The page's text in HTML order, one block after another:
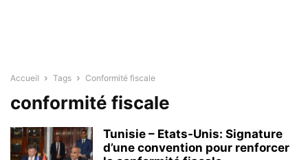
Accueil Tags Conformité fiscale
conformité fiscale
Tunisie – Etats-Unis: Signature
d’une convention pour renforcer